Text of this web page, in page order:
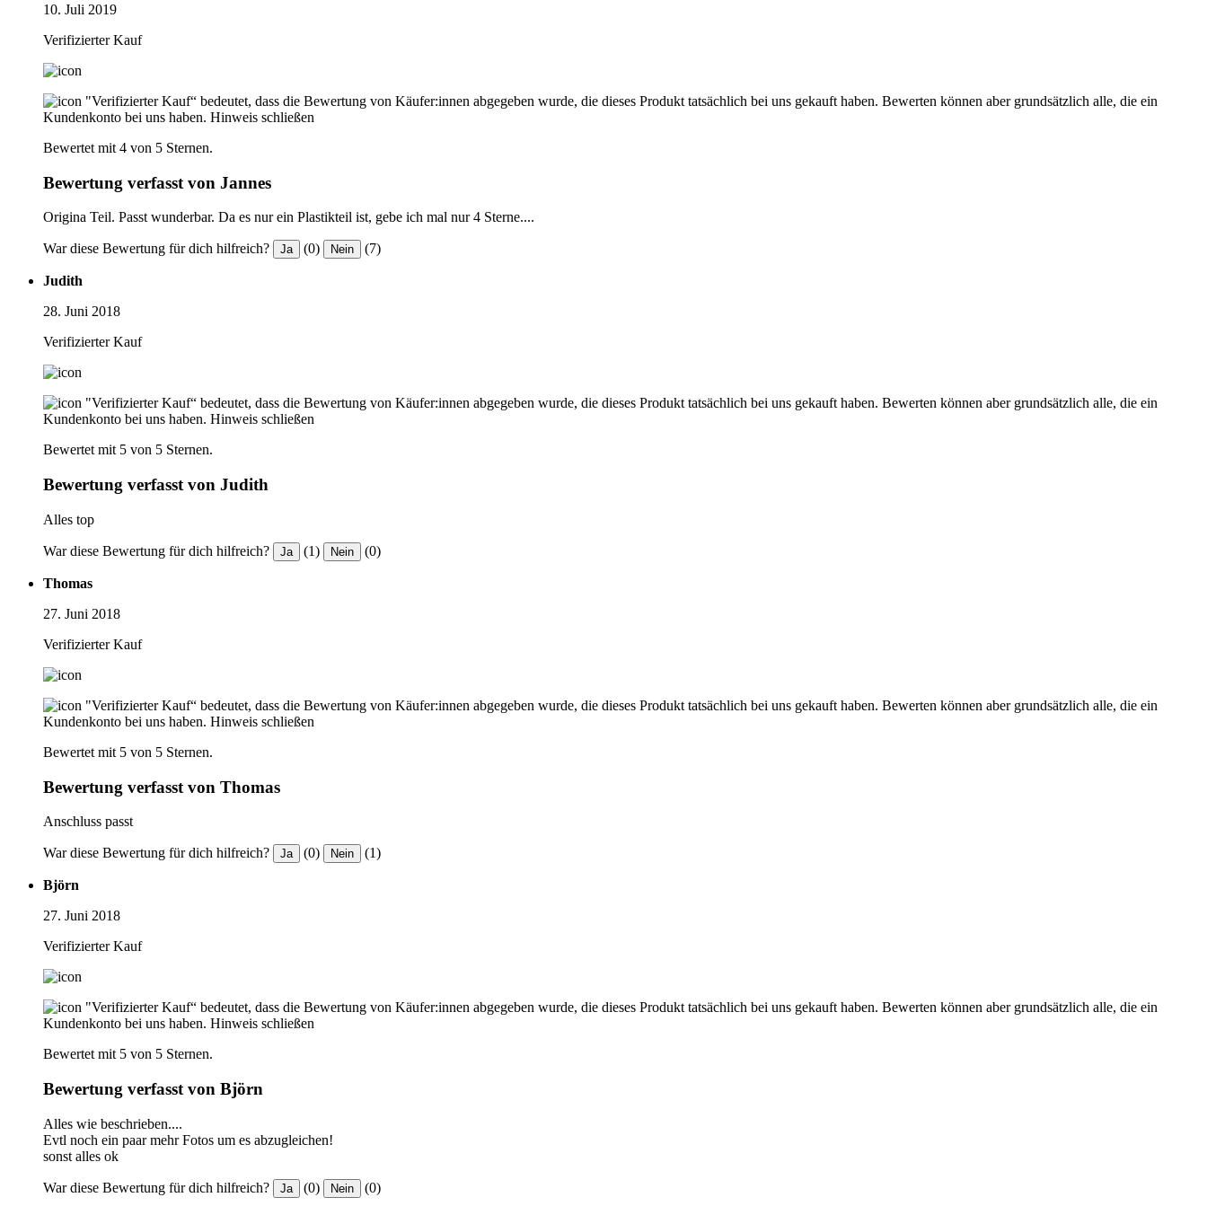
10. Juli 2019
Verifizierter Kauf
"Verifizierter Kauf“ bedeutet, dass die Bewertung von Käufer:innen abgegeben wurde, die dieses Produkt tatsächlich bei uns gekauft haben. Bewerten können aber grundsätzlich alle, die ein
Kundenkonto bei uns haben. Hinweis schließen
Bewertet mit 4 von 5 Sternen.
Bewertung verfasst von Jannes
Origina Teil. Passt wunderbar. Da es nur ein Plastikteil ist, gebe ich mal nur 4 Sterne....
War diese Bewertung für dich hilfreich? Ja (0) Nein (7)
Judith
28. Juni 2018
Verifizierter Kauf
"Verifizierter Kauf“ bedeutet, dass die Bewertung von Käufer:innen abgegeben wurde, die dieses Produkt tatsächlich bei uns gekauft haben. Bewerten können aber grundsätzlich alle, die ein
Kundenkonto bei uns haben. Hinweis schließen
Bewertet mit 5 von 5 Sternen.
Bewertung verfasst von Judith
Alles top
War diese Bewertung für dich hilfreich? Ja (1) Nein (0)
Thomas
27. Juni 2018
Verifizierter Kauf
"Verifizierter Kauf“ bedeutet, dass die Bewertung von Käufer:innen abgegeben wurde, die dieses Produkt tatsächlich bei uns gekauft haben. Bewerten können aber grundsätzlich alle, die ein
Kundenkonto bei uns haben. Hinweis schließen
Bewertet mit 5 von 5 Sternen.
Bewertung verfasst von Thomas
Anschluss passt
War diese Bewertung für dich hilfreich? Ja (0) Nein (1)
Björn
27. Juni 2018
Verifizierter Kauf
"Verifizierter Kauf“ bedeutet, dass die Bewertung von Käufer:innen abgegeben wurde, die dieses Produkt tatsächlich bei uns gekauft haben. Bewerten können aber grundsätzlich alle, die ein
Kundenkonto bei uns haben. Hinweis schließen
Bewertet mit 5 von 5 Sternen.
Bewertung verfasst von Björn
Alles wie beschrieben....
Evtl noch ein paar mehr Fotos um es abzugleichen!
sonst alles ok
War diese Bewertung für dich hilfreich? Ja (0) Nein (0)